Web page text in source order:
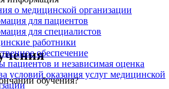
о медицинской организации
для пациентов
для специалистов
работники
обеспечение
пациентов и независимая оценка
условий оказания услуг медицинской
обучения?